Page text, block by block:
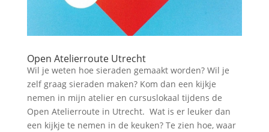
Open Atelierroute Utrecht
Wil je weten hoe sieraden gemaakt worden? Wil je
zelf graag sieraden maken? Kom dan een kijkje
nemen in mijn atelier en cursuslokaal tijdens de
Open Atelierroute in Utrecht. Wat is er leuker dan
een kijkje te nemen in de keuken? Te zien hoe, waar